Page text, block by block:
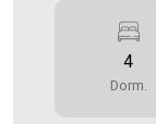
cobertas - Imóvel
345,36m²
cobrado
4
Dorm.